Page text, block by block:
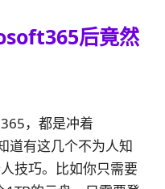
后竟然
，都是冲着
道有这几个不为人知
技巧。比如你只需要